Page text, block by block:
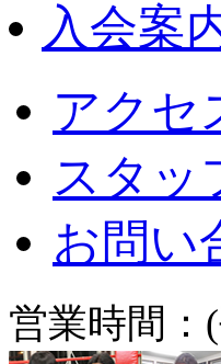
入会案
アクセ
スタッ
お問い
営業時間：